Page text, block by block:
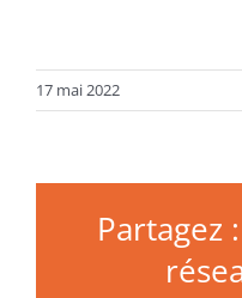
17 mai 2022
Partagez